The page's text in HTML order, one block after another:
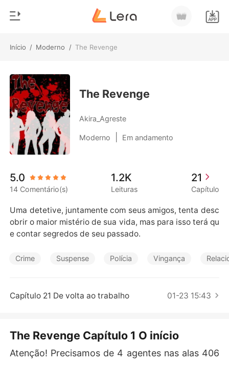
Início / Moderno / The Revenge
Loja
Histórico
Sair
Baixar App
Gênero
Moderno
Lobisomem
Contos
Bilionários
Contos Curtos
The Revenge
Akira_Agreste
Moderno Em andamento
5.0
14 Comentário(s)
1.2K
Leituras
21
Capítulo
Uma detetive, juntamente com seus amigos, tenta desc
obrir o maior mistério de sua vida, mas para isso terá qu
e contar segredos de seu passado.
Crime Suspense Polícia Vingança
Capítulo 21 De volta ao trabalho 01-23 15:43
The Revenge Capítulo 1 O início
Atenção! Precisamos de 4 agentes nas alas 406